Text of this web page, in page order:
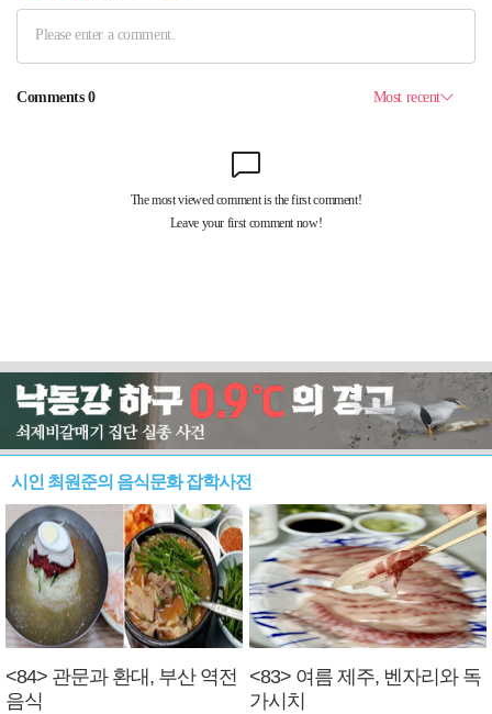
시인 최원준의 음식문화 잡학사전
<84> 관문과 환대, 부산 역전
음식
<83> 여름 제주, 벤자리와 독
가시치